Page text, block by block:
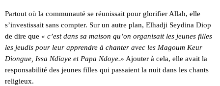
Partout où la communauté se réunissait pour glorifier Allah, elle
s’investissait sans compter. Sur un autre plan, Elhadji Seydina Diop
de dire que « c’est dans sa maison qu’on organisait les jeunes filles
les jeudis pour leur apprendre à chanter avec les Magoum Keur
Diongue, Issa Ndiaye et Papa Ndoye.» Ajouter à cela, elle avait la
responsabilité des jeunes filles qui passaient la nuit dans les chants
religieux.